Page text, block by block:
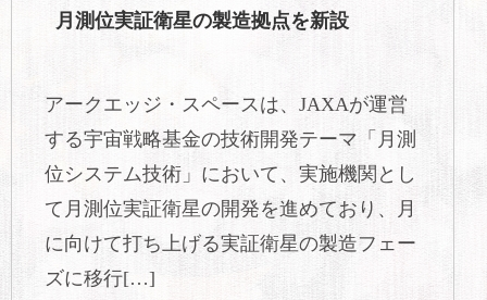
月測位実証衛星の製造拠点を新設
アークエッジ・スペースは、JAXAが運営
する宇宙戦略基金の技術開発テーマ「月測
位システム技術」において、実施機関とし
て月測位実証衛星の開発を進めており、月
に向けて打ち上げる実証衛星の製造フェー
ズに移行[…]